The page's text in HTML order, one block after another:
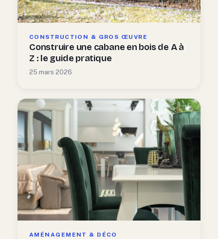
CONSTRUCTION & GROS ŒUVRE
Construire une cabane en bois de A à
Z : le guide pratique
25 mars 2026
AMÉNAGEMENT & DÉCO